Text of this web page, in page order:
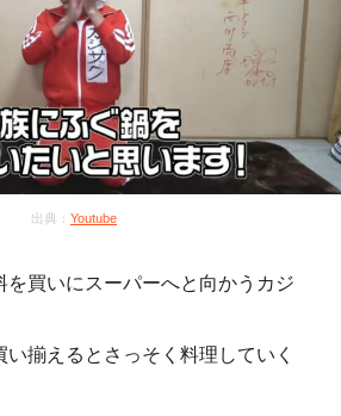
出典： Youtube
を買いにスーパーへと向かうカジ
揃えるとさっそく料理していく